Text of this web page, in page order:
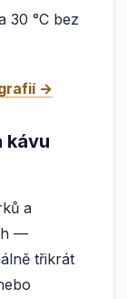
30 °C bez
→
kávu
a
—
třikrát